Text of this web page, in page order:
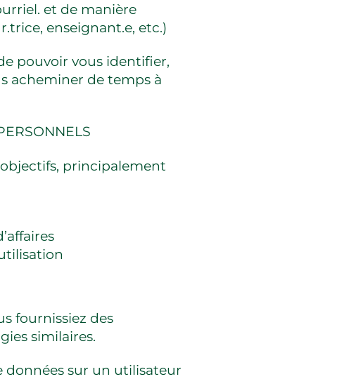
et de manière
enseignant.e, etc.)
pouvoir vous identifier,
acheminer de temps à
principalement
fournissiez des
similaires.
sur un utilisateur